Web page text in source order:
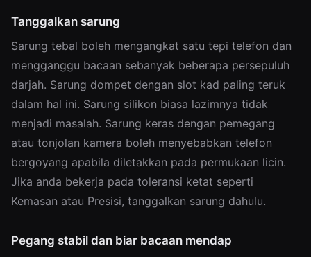
Tanggalkan sarung
Sarung tebal boleh mengangkat satu tepi telefon dan
mengganggu bacaan sebanyak beberapa persepuluh
darjah. Sarung dompet dengan slot kad paling teruk
dalam hal ini. Sarung silikon biasa lazimnya tidak
menjadi masalah. Sarung keras dengan pemegang
atau tonjolan kamera boleh menyebabkan telefon
bergoyang apabila diletakkan pada permukaan licin.
Jika anda bekerja pada toleransi ketat seperti
Kemasan atau Presisi, tanggalkan sarung dahulu.
Pegang stabil dan biar bacaan mendap